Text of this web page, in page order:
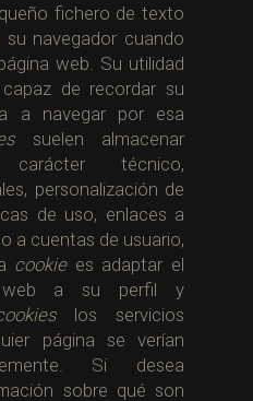
fichero de texto
navegador cuando
web. Su utilidad
de recordar su
a navegar por esa
suelen almacenar
técnico,
personalización de
de uso, enlaces a
a cuentas de usuario,
cookiees adaptar el
a su perfil y
los servicios
página se verían
Si desea
sobre qué son